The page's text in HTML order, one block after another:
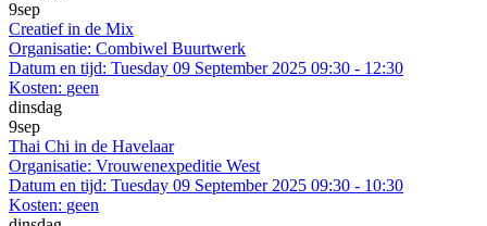
9sep
Creatief in de Mix
Organisatie: Combiwel Buurtwerk
Datum en tijd: Tuesday 09 September 2025 09:30 - 12:30
Kosten: geen
dinsdag
9sep
Thai Chi in de Havelaar
Organisatie: Vrouwenexpeditie West
Datum en tijd: Tuesday 09 September 2025 09:30 - 10:30
Kosten: geen